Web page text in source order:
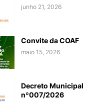
junho 21, 2026
Convite da COAF
maio 15, 2026
Decreto Municipal
nº007/2026